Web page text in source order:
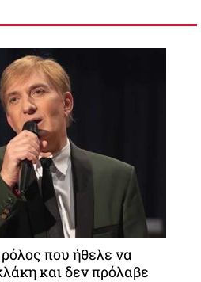
που ήθελε να
και δεν πρόλαβε